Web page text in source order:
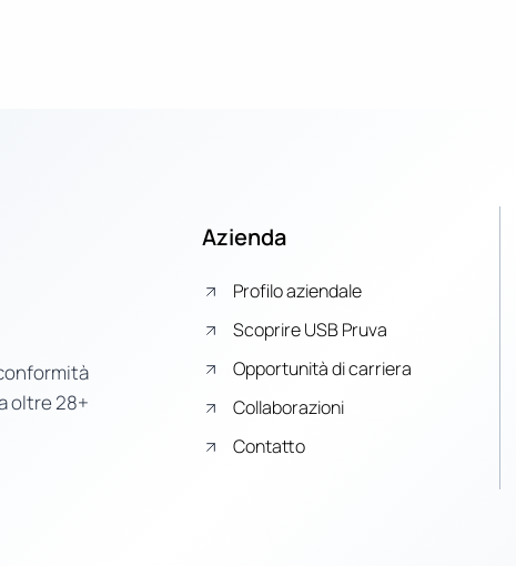
oltre 28+
Azienda
Profilo aziendale
Scoprire USB Pruva
Opportunità di carriera
Collaborazioni
Contatto